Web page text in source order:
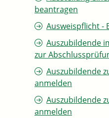
beantragen
Ausweispflicht -
Auszubildende
zur
Auszubildende
anmelden
Auszubildende
anmelden